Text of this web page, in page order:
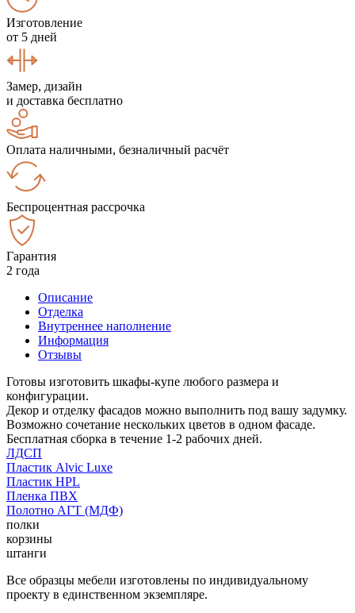
Изготовление
от 5 дней
Замер, дизайн
и доставка бесплатно
Оплата наличными, безналичный расчёт
Беспроцентная рассрочка
Гарантия
2 года
Описание
Отделка
Внутреннее наполнение
Информация
Отзывы
Готовы изготовить шкафы-купе любого размера и
конфигурации.
Декор и отделку фасадов можно выполнить под вашу задумку.
Возможно сочетание нескольких цветов в одном фасаде.
Бесплатная сборка в течение 1-2 рабочих дней.
ЛДСП
Пластик Alvic Luxe
Пластик HPL
Пленка ПВХ
Полотно АГТ (МДФ)
полки
корзины
штанги
Все образцы мебели изготовлены по индивидуальному
проекту в единственном экземпляре.